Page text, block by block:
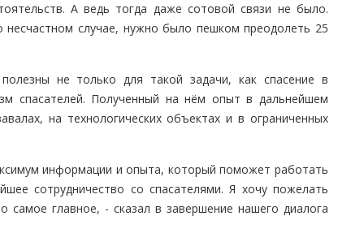
А ведь тогда даже сотовой связи не было.
случае, нужно было пешком преодолеть 25
не только для такой задачи, как спасение в
спасателей. Полученный на нём опыт в дальнейшем
на технологических объектах и в ограниченных
информации и опыта, который поможет работать
сотрудничество со спасателями. Я хочу пожелать
главное, - сказал в завершение нашего диалога